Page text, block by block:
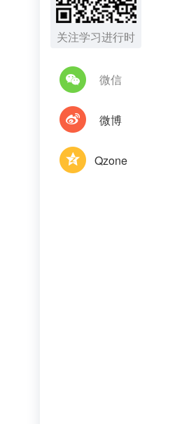
关注学习进行时
微信
微博
Qzone